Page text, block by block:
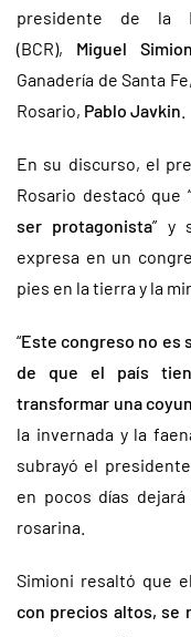
presidente de la
(BCR), Miguel
Ganadería de Santa Fe,
Rosario, Pablo Javkin
En su discurso, el
Rosario destacó que “
ser protagonista” y
expresa en un
pies en la tierra y la
“Este congreso no es
de que el país
transformar una
la invernada y la
subrayó el
en pocos días
rosarina.
Simioni resaltó que
con precios altos, se